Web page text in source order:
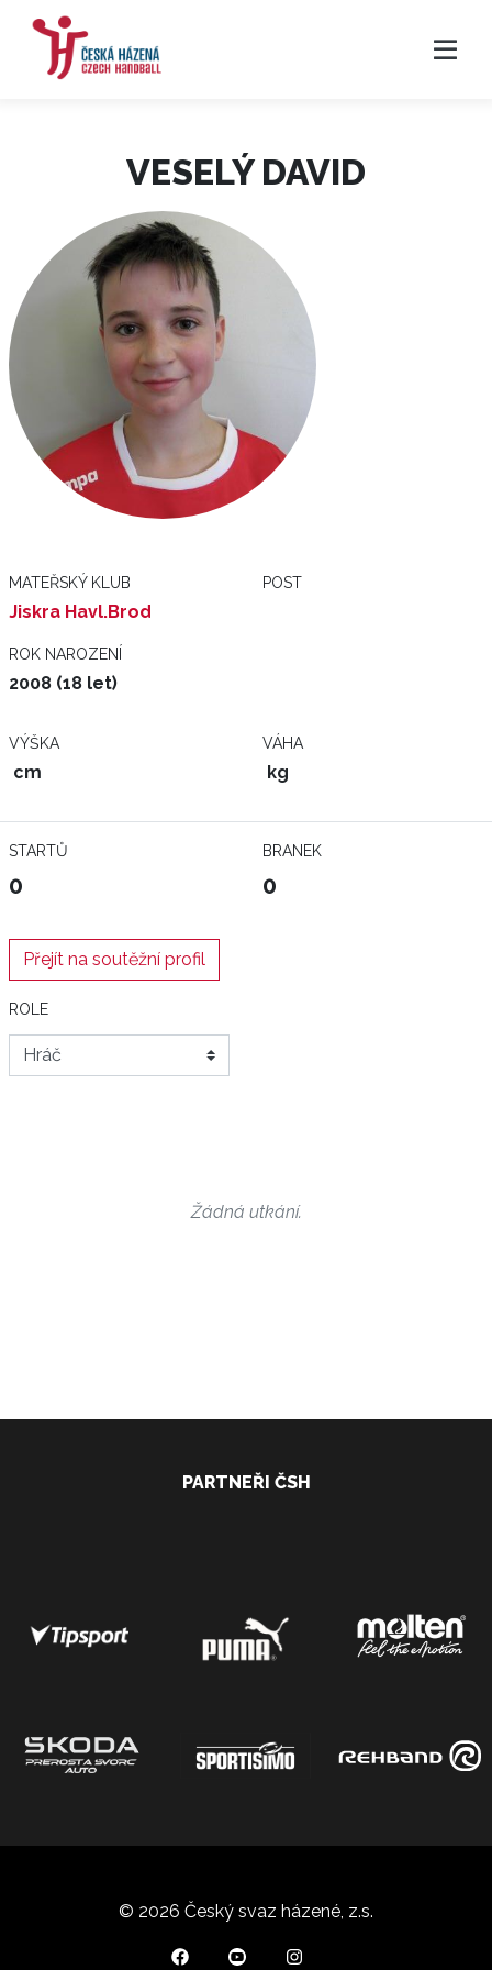
VESELÝ DAVID
MATEŘSKÝ KLUB
Jiskra Havl.Brod
POST
ROK NAROZENÍ
2008 (18 let)
VÝŠKA
cm
VÁHA
kg
STARTŮ
0
BRANEK
0
Přejít na soutěžní profil
ROLE
Žádná utkání.
PARTNEŘI ČSH
© 2026 Český svaz házené, z.s.